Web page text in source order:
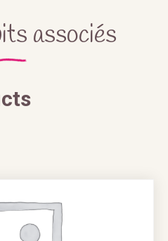
associés